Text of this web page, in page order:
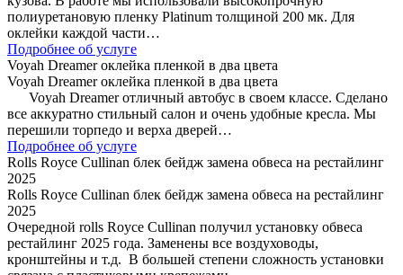
полиуретановую пленку Platinum толщиной 200 мк. Для
оклейки каждой части…
Подробнее об услуге
Voyah Dreamer оклейка пленкой в два цвета
Voyah Dreamer оклейка пленкой в два цвета
Voyah Dreamer отличный автобус в своем классе. Сделано
все аккуратно стильный салон и очень удобные кресла. Мы
перешили торпедо и верха дверей…
Подробнее об услуге
Rolls Royce Cullinan блек бейдж замена обвеса на рестайлинг
2025
Rolls Royce Cullinan блек бейдж замена обвеса на рестайлинг
2025
Очередной rolls Royce Cullinan получил установку обвеса
рестайлинг 2025 года. Заменены все воздуховоды,
кронштейны и т.д. В большей степени сложность установки